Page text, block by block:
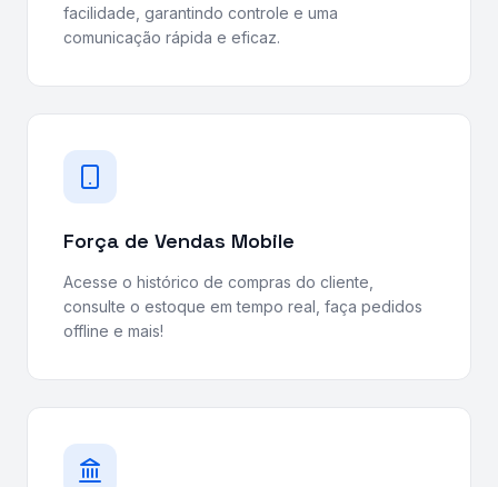
facilidade, garantindo controle e uma
comunicação rápida e eficaz.
Força de Vendas Mobile
Acesse o histórico de compras do cliente,
consulte o estoque em tempo real, faça pedidos
offline e mais!